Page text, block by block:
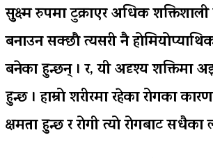
सुुक्ष्म रुपमा टुक्राएर अधिक
बनाउन सक्छौ त्यसरी नै
बनेका हुन्छन् । र, यी अदृश्य शक्तिमा
हुन्छ । हाम्रो शरीरमा रहेका रोगका
क्षमता हुन्छ र रोगी त्यो रोगबाट सधैका